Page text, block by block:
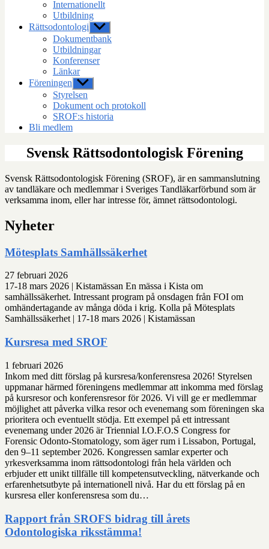
Internationellt
Utbildning
Rättsodontologi Visa
undermeny
Dokumentbank
Utbildningar
Konferenser
Länkar
Föreningen Visa
undermeny
Styrelsen
Dokument och protokoll
SROF:s historia
Bli medlem
Svensk Rättsodontologisk Förening
Svensk Rättsodontologisk Förening (SROF), är en sammanslutning
av tandläkare och medlemmar i Sveriges Tandläkarförbund som är
verksamma inom, eller har intresse för, ämnet rättsodontologi.
Nyheter
Mötesplats Samhällssäkerhet
27 februari 2026
17-18 mars 2026 | Kistamässan En mässa i Kista om
samhällssäkerhet. Intressant program på onsdagen från FOI om
omhändertagande av många döda i krig. Kolla på Mötesplats
Samhällssäkerhet | 17-18 mars 2026 | Kistamässan
Kursresa med SROF
1 februari 2026
Inkom med ditt förslag på kursresa/konferensresa 2026! Styrelsen
uppmanar härmed föreningens medlemmar att inkomma med förslag
på kursresor och konferensresor för 2026. Vi vill ge er medlemmar
möjlighet att påverka vilka resor och evenemang som föreningen ska
prioritera och eventuellt stödja. Ett exempel på ett intressant
evenemang under 2026 är Triennial I.O.F.O.S Congress for
Forensic Odonto-Stomatology, som äger rum i Lissabon, Portugal,
den 9–11 september 2026. Kongressen samlar experter och
yrkesverksamma inom rättsodontologi från hela världen och
erbjuder ett unikt tillfälle till kompetensutveckling, nätverkande och
erfarenhetsutbyte på internationell nivå. Har du ett förslag på en
kursresa eller konferensresa som du…
Rapport från SROFS bidrag till årets
Odontologiska riksstämma!